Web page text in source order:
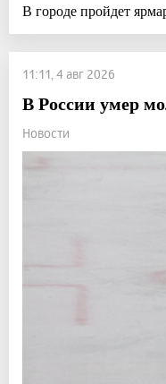
В городе пройдет
11:11, 4 авг 2026
В России умер
Новости